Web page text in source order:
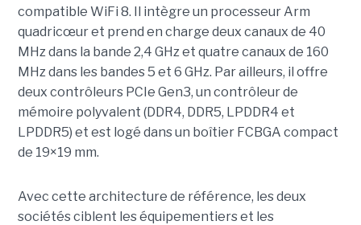
compatible WiFi 8. Il intègre un processeur Arm
quadricœur et prend en charge deux canaux de 40
MHz dans la bande 2,4 GHz et quatre canaux de 160
MHz dans les bandes 5 et 6 GHz. Par ailleurs, il offre
deux contrôleurs PCIe Gen3, un contrôleur de
mémoire polyvalent (DDR4, DDR5, LPDDR4 et
LPDDR5) et est logé dans un boîtier FCBGA compact
de 19×19 mm.
Avec cette architecture de référence, les deux
sociétés ciblent les équipementiers et les